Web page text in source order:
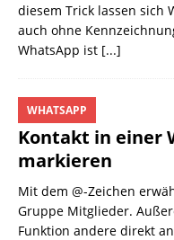
diesem Trick lassen sich
auch ohne
WhatsApp ist [...]
Kontakt in einer
markieren
WHATSAPP
Mit dem @-Zeichen
Gruppe Mitglieder.
Funktion andere direkt